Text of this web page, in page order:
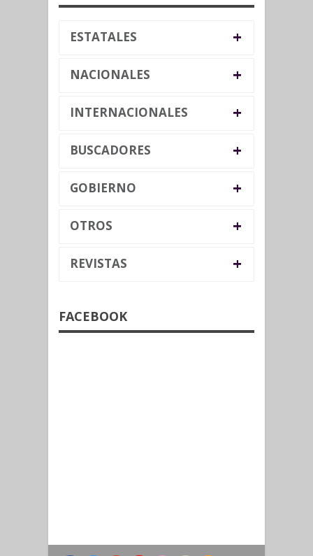
ESTATALES +
NACIONALES +
INTERNACIONALES +
BUSCADORES +
GOBIERNO +
OTROS +
REVISTAS +
FACEBOOK